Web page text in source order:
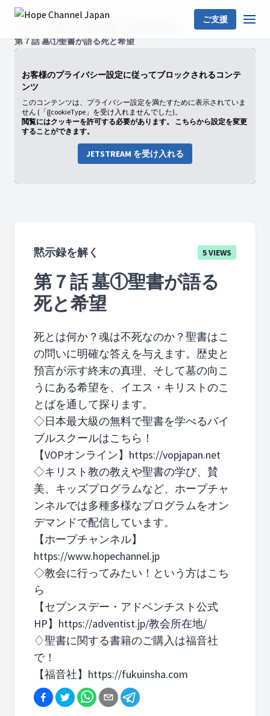
ご支援
第７話 墓①聖書が語る死と希望
お客様のプライバシー設定に従ってブロックされるコンテ
ンツ
このコンテンツは、プライバシー設定を満たすために表示されていま
せん (「{{cookieType」を受け入れませんでした)。
閲覧にはクッキーを許可する必要があります。 こちらから設定を変更
することができます。
JETSTREAM を受け入れる
黙示録を解く 5 VIEWS
第７話 墓①聖書が語る
死と希望
死とは何か？魂は不死なのか？聖書はこ
の問いに明確な答えを与えます。歴史と
預言が示す終末の真理、そして墓の向こ
うにある希望を、イエス・キリストのこ
とばを通して探ります。
◇日本最大級の無料で聖書を学べるバイ
ブルスクールはこちら！
【VOPオンライン】https://vopjapan.net
◇キリスト教の教えや聖書の学び、賛
美、キッズプログラムなど、ホープチャ
ンネルでは多種多様なプログラムをオン
デマンドで配信しています。
【ホープチャンネル】
https://www.hopechannel.jp
◇教会に行ってみたい！という方はこち
ら
【セブンスデー・アドベンチスト公式
HP】https://adventist.jp/教会所在地/
♢聖書に関する書籍のご購入は福音社
で！
【福音社】https://fukuinsha.com